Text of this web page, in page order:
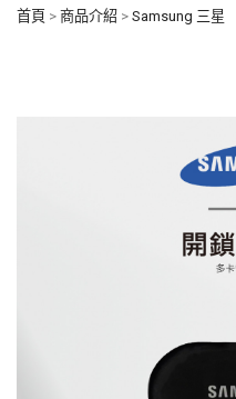
首頁 > 商品介紹 > Samsung 三星